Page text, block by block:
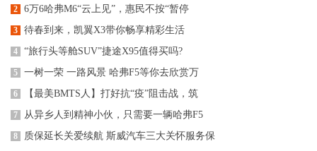
2 6万6哈弗M6“云上见”，惠民不按“暂停
3 待春到来，凯翼X3带你畅享精彩生活
4 “旅行头等舱SUV”捷途X95值得买吗?
5 一树一荣 一路风景 哈弗F5等你去欣赏万
6 【最美BMTS人】打好抗“疫”阻击战，筑
7 从异乡人到精神小伙，只需要一辆哈弗F5
8 质保延长关爱续航 斯威汽车三大关怀服务保